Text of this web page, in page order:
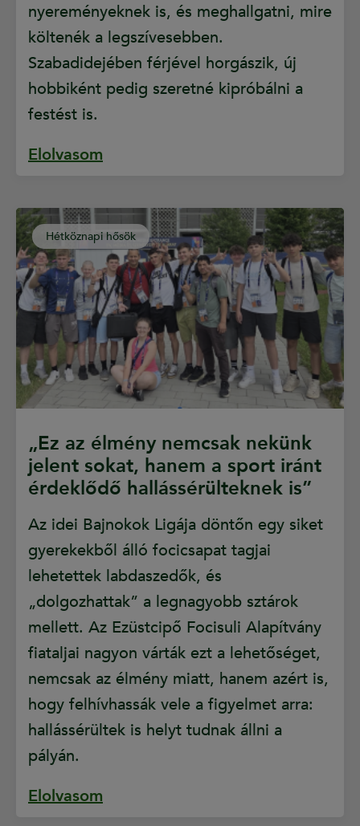
nyereményeknek is, és meghallgatni, mire
költenék a legszívesebben.
Szabadidejében férjével horgászik, új
hobbiként pedig szeretné kipróbálni a
festést is.
Elolvasom
Hétköznapi hősök
„Ez az élmény nemcsak nekünk
jelent sokat, hanem a sport iránt
érdeklődő hallássérülteknek is”
Az idei Bajnokok Ligája döntőn egy siket
gyerekekből álló focicsapat tagjai
lehetettek labdaszedők, és
„dolgozhattak” a legnagyobb sztárok
mellett. Az Ezüstcipő Focisuli Alapítvány
fiataljai nagyon várták ezt a lehetőséget,
nemcsak az élmény miatt, hanem azért is,
hogy felhívhassák vele a figyelmet arra:
hallássérültek is helyt tudnak állni a
pályán.
Elolvasom